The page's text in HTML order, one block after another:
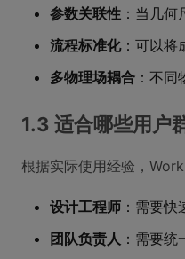
参数关联性 ：当几
流程标准化：可以将
多物理场耦合 ：不
1.3 适合哪些用户
根据实际使用经验，
设计工程师 ：需要
团队负责人 ：需要